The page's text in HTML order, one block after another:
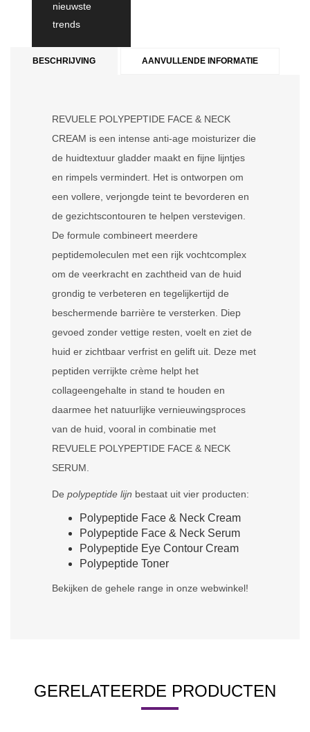
nieuwste
trends
BESCHRIJVING AANVULLENDE INFORMATIE
REVUELE POLYPEPTIDE FACE & NECK
CREAM is een intense anti-age moisturizer die
de huidtextuur gladder maakt en fijne lijntjes
en rimpels vermindert. Het is ontworpen om
een ​​vollere, verjongde teint te bevorderen en
de gezichtscontouren te helpen verstevigen.
De formule combineert meerdere
peptidemoleculen met een rijk vochtcomplex
om de veerkracht en zachtheid van de huid
grondig te verbeteren en tegelijkertijd de
beschermende barrière te versterken. Diep
gevoed zonder vettige resten, voelt en ziet de
huid er zichtbaar verfrist en gelift uit. Deze met
peptiden verrijkte crème helpt het
collageengehalte in stand te houden en
daarmee het natuurlijke vernieuwingsproces
van de huid, vooral in combinatie met
REVUELE POLYPEPTIDE FACE & NECK
SERUM.
De polypeptide lijn bestaat uit vier producten:
Polypeptide Face & Neck Cream
Polypeptide Face & Neck Serum
Polypeptide Eye Contour Cream
Polypeptide Toner
Bekijken de gehele range in onze webwinkel!
GERELATEERDE PRODUCTEN